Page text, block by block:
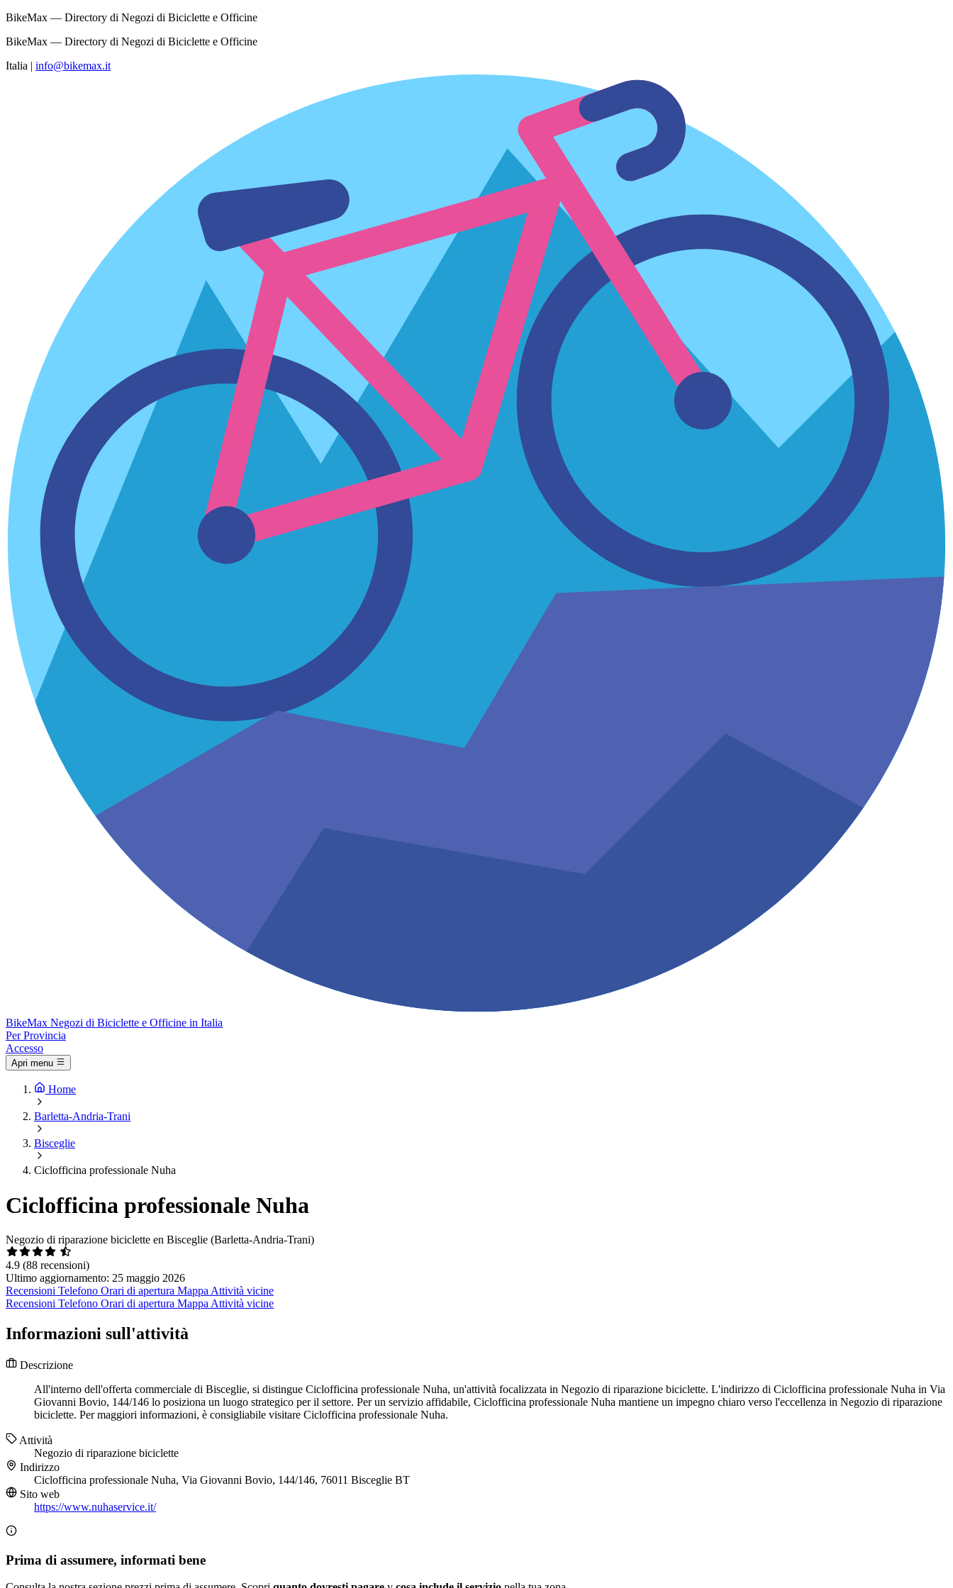
BikeMax — Directory di Negozi di Biciclette e Officine
BikeMax — Directory di Negozi di Biciclette e Officine
Italia | info@bikemax.it
BikeMax Negozi di Biciclette e Officine in Italia
Per Provincia
Accesso
Apri menu
Home
Barletta-Andria-Trani
Bisceglie
Ciclofficina professionale Nuha
Ciclofficina professionale Nuha
Negozio di riparazione biciclette en Bisceglie (Barletta-Andria-Trani)
4.9 (88 recensioni)
Ultimo aggiornamento: 25 maggio 2026
Recensioni Telefono Orari di apertura Mappa Attività vicine
Recensioni Telefono Orari di apertura Mappa Attività vicine
Informazioni sull'attività
Descrizione
All'interno dell'offerta commerciale di Bisceglie, si distingue Ciclofficina professionale Nuha, un'attività focalizzata in Negozio di riparazione biciclette. L'indirizzo di Ciclofficina professionale Nuha in Via
Giovanni Bovio, 144/146 lo posiziona un luogo strategico per il settore. Per un servizio affidabile, Ciclofficina professionale Nuha mantiene un impegno chiaro verso l'eccellenza in Negozio di riparazione
biciclette. Per maggiori informazioni, è consigliabile visitare Ciclofficina professionale Nuha.
Attività
Negozio di riparazione biciclette
Indirizzo
Ciclofficina professionale Nuha, Via Giovanni Bovio, 144/146, 76011 Bisceglie BT
Sito web
https://www.nuhaservice.it/
Prima di assumere, informati bene